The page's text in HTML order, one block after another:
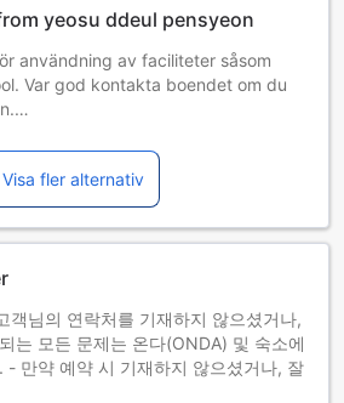
yeosu ddeul pensyeon
användning av faciliteter såsom
Var god kontakta boendet om du
av vuxen.
direkt för att ge instruktioner
efter 19:00 ombes kontakta boendet
inte ingår i den ursprungliga
boende i karantänssyfte måste
innan bokningen görs.
är rökfria. Gästerna är
Visa fler alternativ
객님의 연락처를 기재하지 않으셨거나,
는 모든 문제는 온다(ONDA) 및 숙소에
- 만약 예약 시 기재하지 않으셨거나, 잘